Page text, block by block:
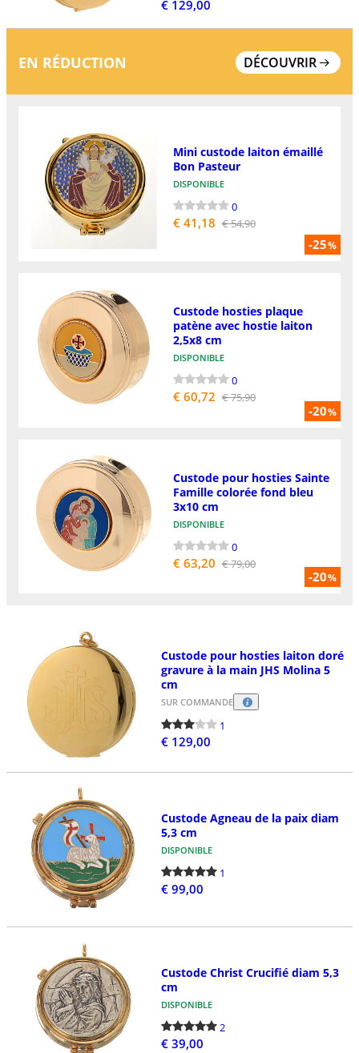
€ 129,00
EN RÉDUCTION DÉCOUVRIR
-25%
Mini custode laiton émaillé
Bon Pasteur
DISPONIBLE
0
€ 41,18 € 54,90
-20%
Custode hosties plaque
patène avec hostie laiton
2,5x8 cm
DISPONIBLE
0
€ 60,72 € 75,90
-20%
Custode pour hosties Sainte
Famille colorée fond bleu
3x10 cm
DISPONIBLE
0
€ 63,20 € 79,00
Custode pour hosties laiton doré
gravure à la main JHS Molina 5
cm
SUR COMMANDE
1
€ 129,00
Custode Agneau de la paix diam
5,3 cm
DISPONIBLE
1
€ 99,00
Custode Christ Crucifié diam 5,3
cm
DISPONIBLE
2
€ 39,00